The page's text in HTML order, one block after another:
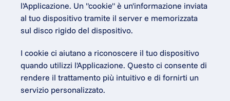
l'Applicazione. Un "cookie" è un'informazione inviata
al tuo dispositivo tramite il server e memorizzata
sul disco rigido del dispositivo.
I cookie ci aiutano a riconoscere il tuo dispositivo
quando utilizzi l'Applicazione. Questo ci consente di
rendere il trattamento più intuitivo e di fornirti un
servizio personalizzato.